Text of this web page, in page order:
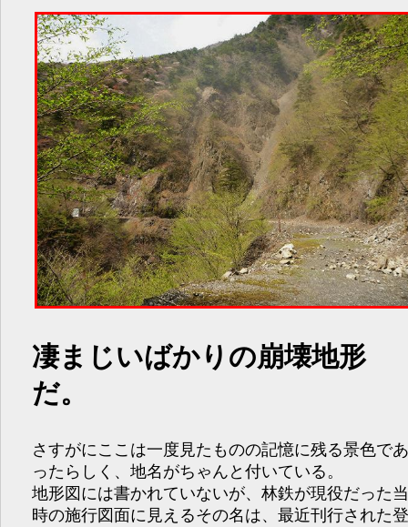
凄まじいばかりの崩壊地形
だ。
さすがにここは一度見たものの記憶に残る景色で
ったらしく、地名がちゃんと付いている。
地形図には書かれていないが、林鉄が現役だった
時の施行図面に見えるその名は、最近刊行された